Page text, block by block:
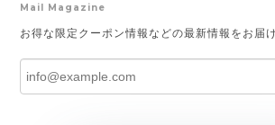
Mail Magazine
お得な限定クーポン情報などの最新情報をお届